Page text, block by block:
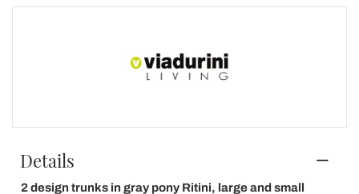
Details
2 design trunks in gray pony Ritini, large and small